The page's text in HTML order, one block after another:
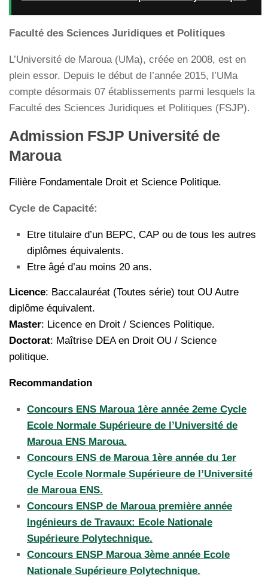
Faculté des Sciences Juridiques et Politiques
L’Université de Maroua (UMa), créée en 2008, est en
plein essor. Depuis le début de l’année 2015, l’UMa
compte désormais 07 établissements parmi lesquels la
Faculté des Sciences Juridiques et Politiques (FSJP).
Admission FSJP Université de
Maroua
Filière Fondamentale Droit et Science Politique.
Cycle de Capacité:
Etre titulaire d’un BEPC, CAP ou de tous les autres
diplômes équivalents.
Etre âgé d’au moins 20 ans.
Licence: Baccalauréat (Toutes série) tout OU Autre
diplôme équivalent.
Master: Licence en Droit / Sciences Politique.
Doctorat: Maîtrise DEA en Droit OU / Science
politique.
Recommandation
Concours ENS Maroua 1ère année 2eme Cycle
Ecole Normale Supérieure de l’Université de
Maroua ENS Maroua.
Concours ENS de Maroua 1ère année du 1er
Cycle Ecole Normale Supérieure de l’Université
de Maroua ENS.
Concours ENSP de Maroua première année
Ingénieurs de Travaux: Ecole Nationale
Supérieure Polytechnique.
Concours ENSP Maroua 3ème année Ecole
Nationale Supérieure Polytechnique.